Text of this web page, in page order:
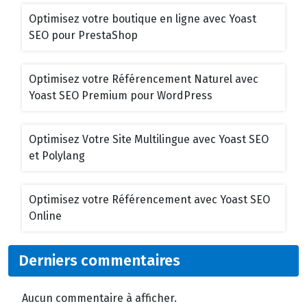
Optimisez votre boutique en ligne avec Yoast
SEO pour PrestaShop
Optimisez votre Référencement Naturel avec
Yoast SEO Premium pour WordPress
Optimisez Votre Site Multilingue avec Yoast SEO
et Polylang
Optimisez votre Référencement avec Yoast SEO
Online
Derniers commentaires
Aucun commentaire à afficher.